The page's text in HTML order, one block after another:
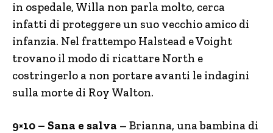
in ospedale, Willa non parla molto, cerca
infatti di proteggere un suo vecchio amico di
infanzia. Nel frattempo Halstead e Voight
trovano il modo di ricattare North e
costringerlo a non portare avanti le indagini
sulla morte di Roy Walton.
9×10 – Sana e salva – Brianna, una bambina di